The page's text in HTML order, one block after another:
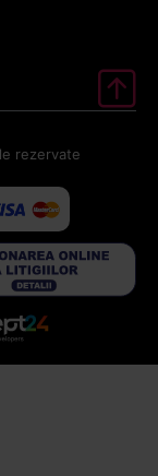
rezervate